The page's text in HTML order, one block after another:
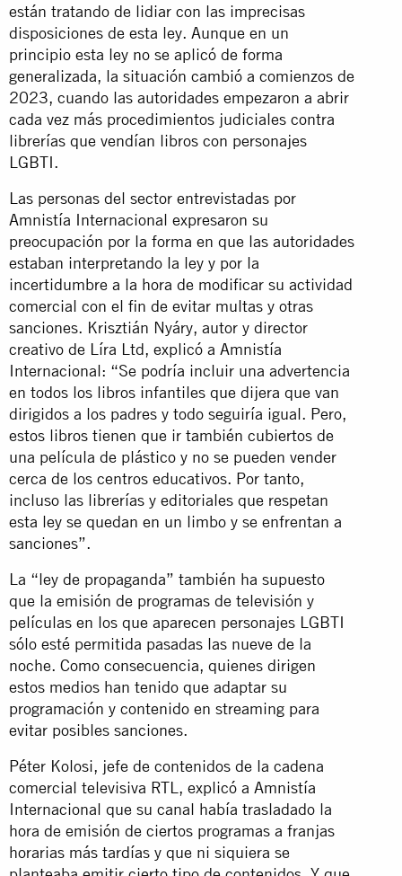
están tratando de lidiar con las imprecisas
disposiciones de esta ley. Aunque en un
principio esta ley no se aplicó de forma
generalizada, la situación cambió a comienzos de
2023, cuando las autoridades empezaron a abrir
cada vez más procedimientos judiciales contra
librerías que vendían libros con personajes
LGBTI.
Las personas del sector entrevistadas por
Amnistía Internacional expresaron su
preocupación por la forma en que las autoridades
estaban interpretando la ley y por la
incertidumbre a la hora de modificar su actividad
comercial con el fin de evitar multas y otras
sanciones. Krisztián Nyáry, autor y director
creativo de Líra Ltd, explicó a Amnistía
Internacional: “Se podría incluir una advertencia
en todos los libros infantiles que dijera que van
dirigidos a los padres y todo seguiría igual. Pero,
estos libros tienen que ir también cubiertos de
una película de plástico y no se pueden vender
cerca de los centros educativos. Por tanto,
incluso las librerías y editoriales que respetan
esta ley se quedan en un limbo y se enfrentan a
sanciones”.
La “ley de propaganda” también ha supuesto
que la emisión de programas de televisión y
películas en los que aparecen personajes LGBTI
sólo esté permitida pasadas las nueve de la
noche. Como consecuencia, quienes dirigen
estos medios han tenido que adaptar su
programación y contenido en streaming para
evitar posibles sanciones.
Péter Kolosi, jefe de contenidos de la cadena
comercial televisiva RTL, explicó a Amnistía
Internacional que su canal había trasladado la
hora de emisión de ciertos programas a franjas
horarias más tardías y que ni siquiera se